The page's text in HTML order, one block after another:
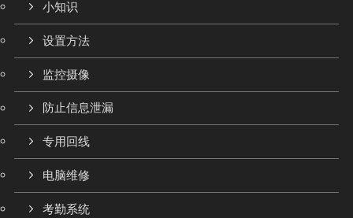
小知识
设置方法
监控摄像
防止信息泄漏
专用回线
电脑维修
考勤系统